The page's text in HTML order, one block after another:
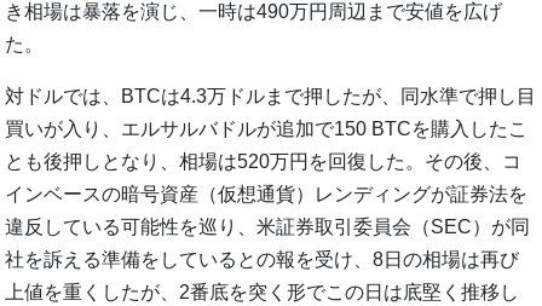
き相場は暴落を演じ、一時は490万円周辺まで安値を広げ
た。
対ドルでは、BTCは4.3万ドルまで押したが、同水準で押し目
買いが入り、エルサルバドルが追加で150 BTCを購入したこ
とも後押しとなり、相場は520万円を回復した。その後、コ
インベースの暗号資産（仮想通貨）レンディングが証券法を
違反している可能性を巡り、米証券取引委員会（SEC）が同
社を訴える準備をしているとの報を受け、8日の相場は再び
上値を重くしたが、2番底を突く形でこの日は底堅く推移し